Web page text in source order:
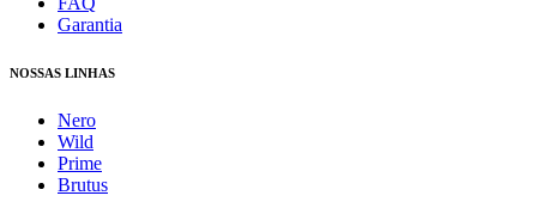
Garantia
NOSSAS LINHAS
Nero
Wild
Prime
Brutus